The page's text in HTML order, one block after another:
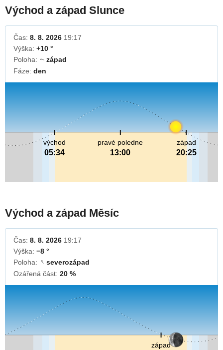
Východ a západ Slunce
Čas: 8. 8. 2026 19:17
Výška: +10 °
Poloha:
↓západ
Fáze: den
pravé poledne
13:00
východ
05:34
západ
20:25
Východ a západ Měsíc
Čas: 8. 8. 2026 19:17
Výška: −8 °
Poloha: ↓ severozápad
Ozářená část: 20 %
západ